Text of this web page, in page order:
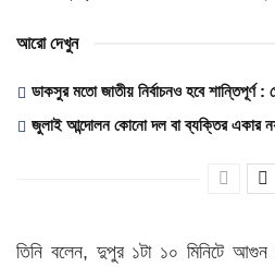
আরো দেখুন
ডাকসুর মতো জাতীয় নির্বাচনও হবে শান্তিপূর্ণ :
জুলাই আন্দোলন কোনো দল বা ব্যক্তির একার
তিনি বলেন, দুপুর ১টা ১০ মিনিটে আগুন